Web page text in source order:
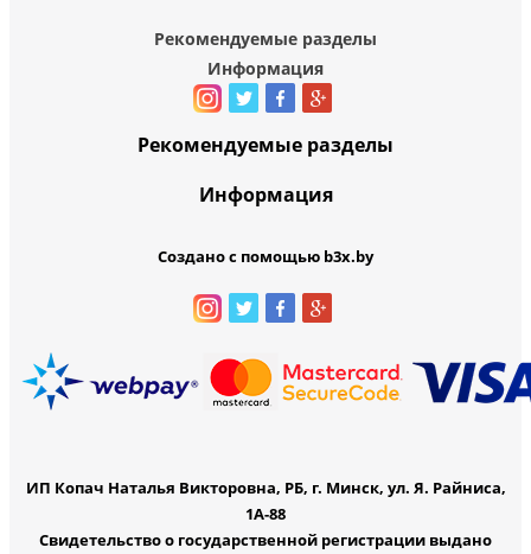
Рекомендуемые разделы
Информация
Рекомендуемые разделы
Информация
Создано с помощью b3x.by
ИП Копач Наталья Викторовна, РБ, г. Минск, ул. Я. Райниса,
1А-88
Свидетельство о государственной регистрации выдано